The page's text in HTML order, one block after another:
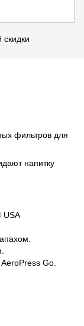
фильтров для
напитку
USA
Go.